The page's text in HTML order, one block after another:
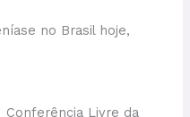
no Brasil hoje,
Conferência Livre da